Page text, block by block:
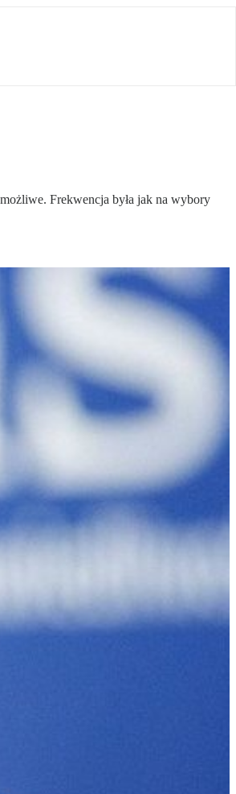
Frekwencja była jak na wybory